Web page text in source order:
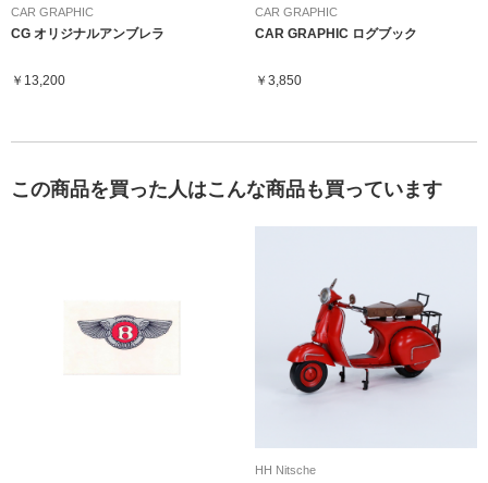
CAR GRAPHIC
CG オリジナルアンブレラ
￥13,200
CAR GRAPHIC
CAR GRAPHIC ログブック
￥3,850
この商品を買った人はこんな商品も買っています
HH Nitsche